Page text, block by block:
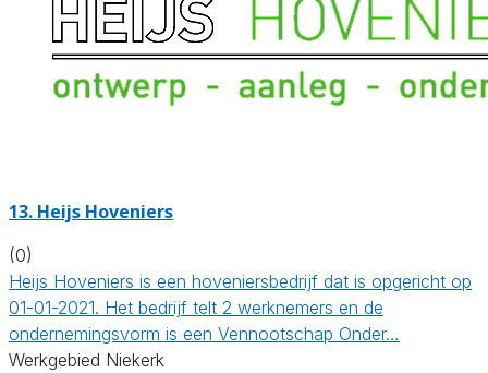
13. Heijs Hoveniers
(0)
Heijs Hoveniers is een hoveniersbedrijf dat is opgericht op
01-01-2021. Het bedrijf telt 2 werknemers en de
ondernemingsvorm is een Vennootschap Onder…
Werkgebied Niekerk